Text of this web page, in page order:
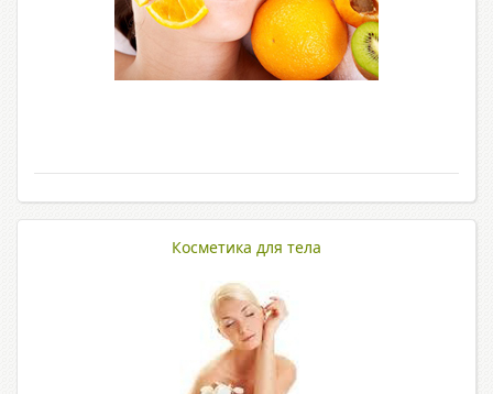
Косметика для тела